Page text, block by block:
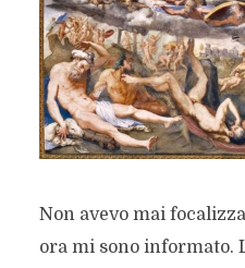
Non avevo mai
ora mi sono informato.